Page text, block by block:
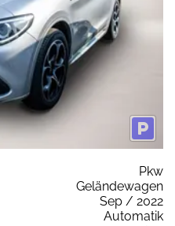
Pkw
Geländewagen
Sep / 2022
Automatik